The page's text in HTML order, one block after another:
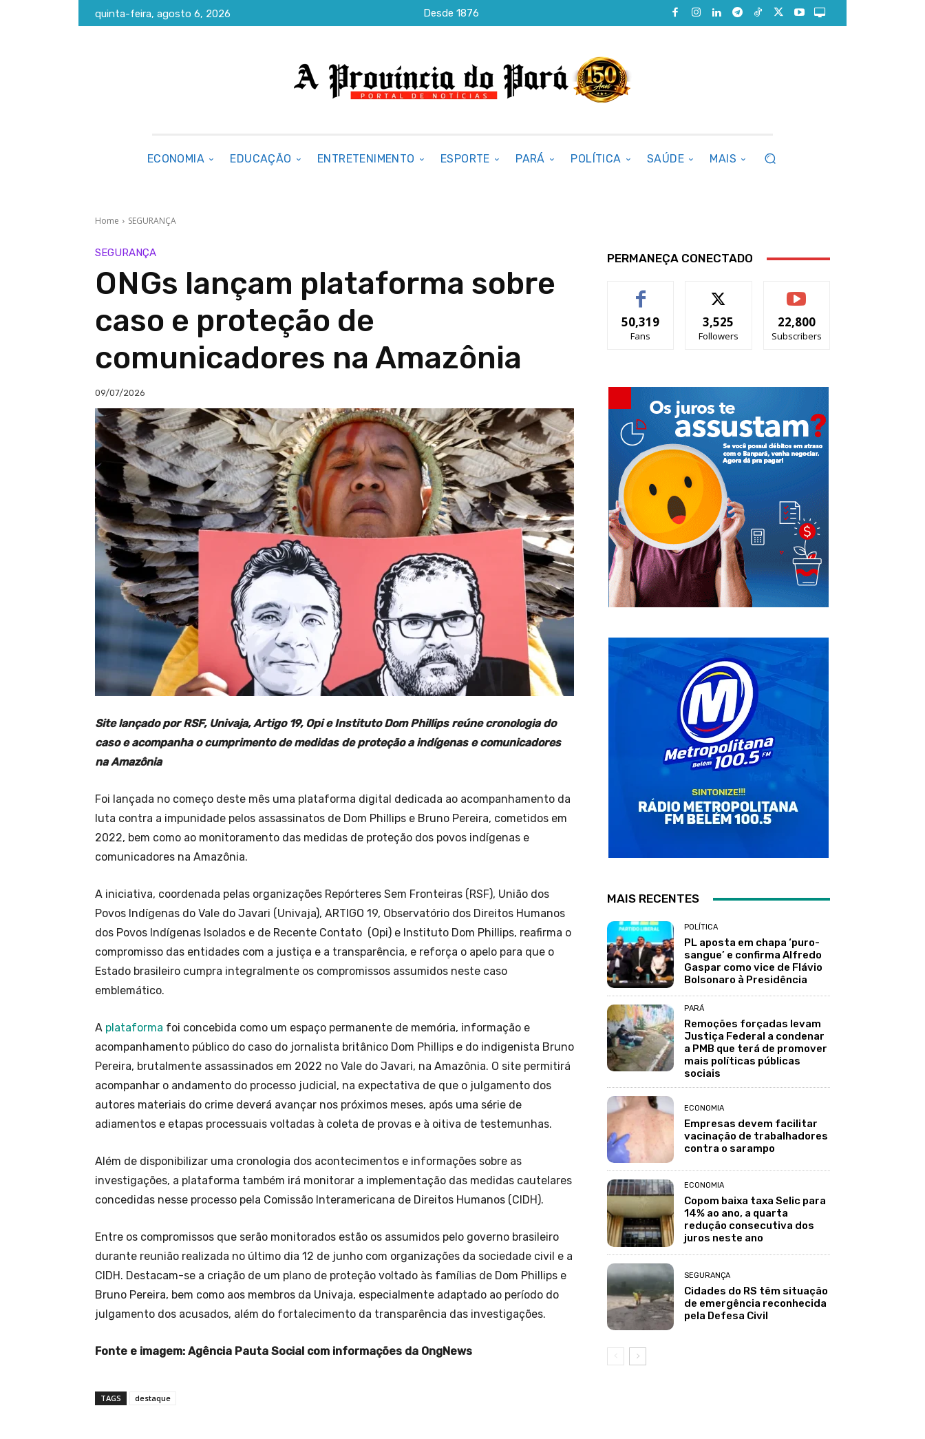
quinta-feira, agosto 6, 2026 Desde 1876
ECONOMIA EDUCAÇÃO ENTRETENIMENTO ESPORTE PARÁ POLÍTICA SAÚDE MAIS
Home SEGURANÇA
SEGURANÇA
ONGs lançam plataforma sobre
caso e proteção de
comunicadores na Amazônia
09/07/2026
Site lançado por RSF, Univaja, Artigo 19, Opi e Instituto Dom Phillips reúne cronologia do
caso e acompanha o cumprimento de medidas de proteção a indígenas e comunicadores
na Amazônia
Foi lançada no começo deste mês uma plataforma digital dedicada ao acompanhamento da
luta contra a impunidade pelos assassinatos de Dom Phillips e Bruno Pereira, cometidos em
2022, bem como ao monitoramento das medidas de proteção dos povos indígenas e
comunicadores na Amazônia.
A iniciativa, coordenada pelas organizações Repórteres Sem Fronteiras (RSF), União dos
Povos Indígenas do Vale do Javari (Univaja), ARTIGO 19, Observatório dos Direitos Humanos
dos Povos Indígenas Isolados e de Recente Contato (Opi) e Instituto Dom Phillips, reafirma o
compromisso das entidades com a justiça e a transparência, e reforça o apelo para que o
Estado brasileiro cumpra integralmente os compromissos assumidos neste caso
emblemático.
A plataforma foi concebida como um espaço permanente de memória, informação e
acompanhamento público do caso do jornalista britânico Dom Phillips e do indigenista Bruno
Pereira, brutalmente assassinados em 2022 no Vale do Javari, na Amazônia. O site permitirá
acompanhar o andamento do processo judicial, na expectativa de que o julgamento dos
autores materiais do crime deverá avançar nos próximos meses, após uma série de
adiamentos e etapas processuais voltadas à coleta de provas e à oitiva de testemunhas.
Além de disponibilizar uma cronologia dos acontecimentos e informações sobre as
investigações, a plataforma também irá monitorar a implementação das medidas cautelares
concedidas nesse processo pela Comissão Interamericana de Direitos Humanos (CIDH).
Entre os compromissos que serão monitorados estão os assumidos pelo governo brasileiro
durante reunião realizada no último dia 12 de junho com organizações da sociedade civil e a
CIDH. Destacam-se a criação de um plano de proteção voltado às famílias de Dom Phillips e
Bruno Pereira, bem como aos membros da Univaja, especialmente adaptado ao período do
julgamento dos acusados, além do fortalecimento da transparência das investigações.
Fonte e imagem: Agência Pauta Social com informações da OngNews
TAGS destaque
PERMANEÇA CONECTADO
50,319
Fans
3,525
Followers
22,800
Subscribers
MAIS RECENTES
POLÍTICA
PL aposta em chapa ‘puro-
sangue’ e confirma Alfredo
Gaspar como vice de Flávio
Bolsonaro à Presidência
PARÁ
Remoções forçadas levam
Justiça Federal a condenar
a PMB que terá de promover
mais políticas públicas
sociais
ECONOMIA
Empresas devem facilitar
vacinação de trabalhadores
contra o sarampo
ECONOMIA
Copom baixa taxa Selic para
14% ao ano, a quarta
redução consecutiva dos
juros neste ano
SEGURANÇA
Cidades do RS têm situação
de emergência reconhecida
pela Defesa Civil